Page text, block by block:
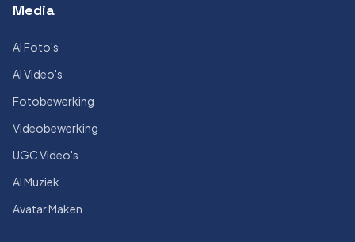
Media
AI Foto's
AI Video's
Fotobewerking
Videobewerking
UGC Video's
AI Muziek
Avatar Maken